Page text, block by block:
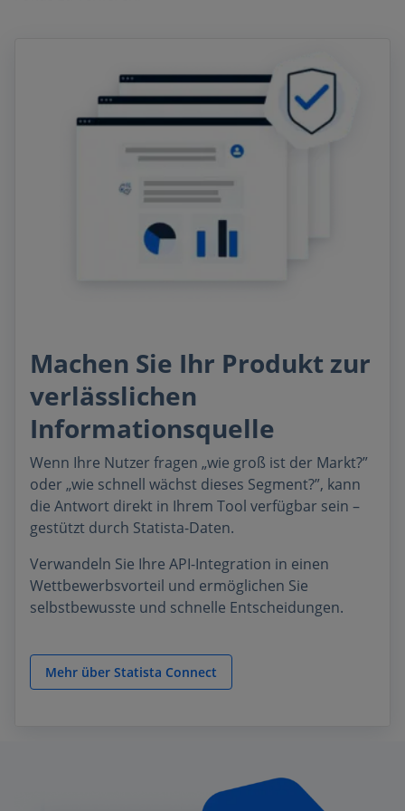
Machen Sie Ihr Produkt zur
verlässlichen
Informationsquelle
Wenn Ihre Nutzer fragen „wie groß ist der Markt?”
oder „wie schnell wächst dieses Segment?”, kann
die Antwort direkt in Ihrem Tool verfügbar sein –
gestützt durch Statista-Daten.
Verwandeln Sie Ihre API-Integration in einen
Wettbewerbsvorteil und ermöglichen Sie
selbstbewusste und schnelle Entscheidungen.
Mehr über Statista Connect